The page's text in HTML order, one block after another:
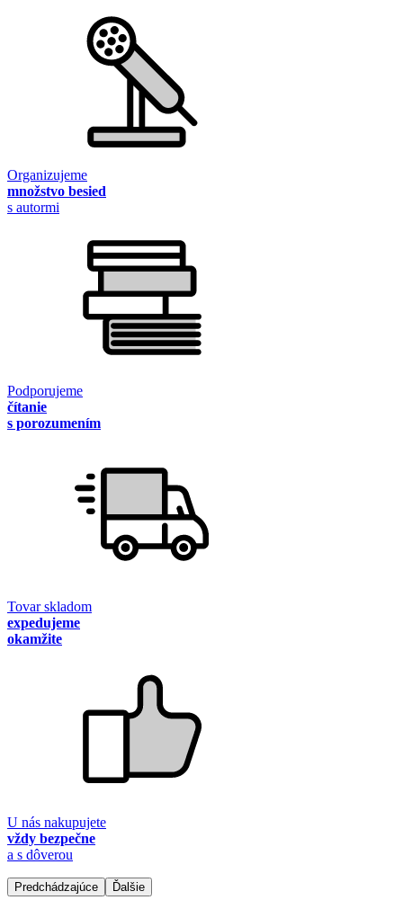
Organizujeme
množstvo besied
s autormi
Podporujeme
čítanie
s porozumením
Tovar skladom
expedujeme
okamžite
U nás nakupujete
vždy bezpečne
a s dôverou
Predchádzajúce Ďalšie